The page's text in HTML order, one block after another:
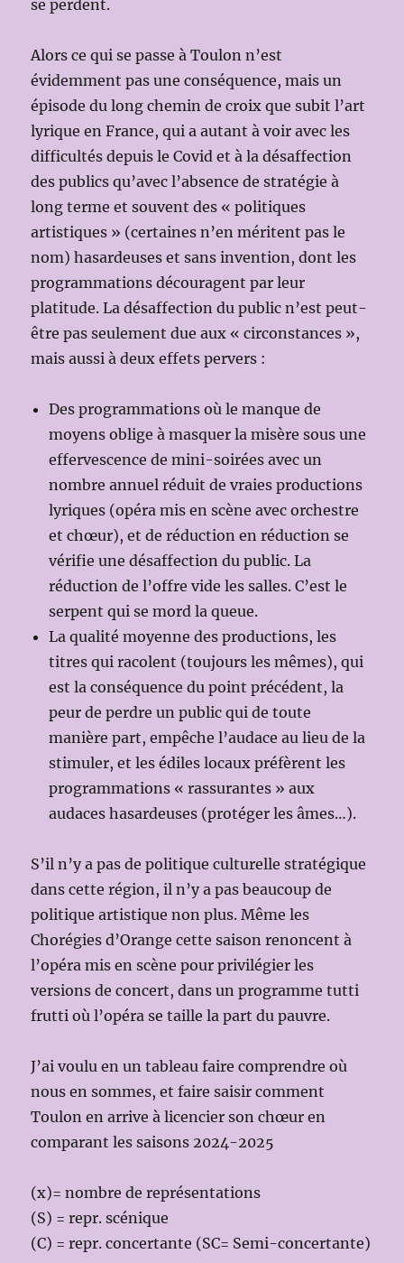
se perdent.
Alors ce qui se passe à Toulon n’est
évidemment pas une conséquence, mais un
épisode du long chemin de croix que subit l’art
lyrique en France, qui a autant à voir avec les
difficultés depuis le Covid et à la désaffection
des publics qu’avec l’absence de stratégie à
long terme et souvent des « politiques
artistiques » (certaines n’en méritent pas le
nom) hasardeuses et sans invention, dont les
programmations découragent par leur
platitude. La désaffection du public n’est peut-
être pas seulement due aux « circonstances »,
mais aussi à deux effets pervers :
Des programmations où le manque de
moyens oblige à masquer la misère sous une
effervescence de mini-soirées avec un
nombre annuel réduit de vraies productions
lyriques (opéra mis en scène avec orchestre
et chœur), et de réduction en réduction se
vérifie une désaffection du public. La
réduction de l’offre vide les salles. C’est le
serpent qui se mord la queue.
La qualité moyenne des productions, les
titres qui racolent (toujours les mêmes), qui
est la conséquence du point précédent, la
peur de perdre un public qui de toute
manière part, empêche l’audace au lieu de la
stimuler, et les édiles locaux préfèrent les
programmations « rassurantes » aux
audaces hasardeuses (protéger les âmes…).
S’il n’y a pas de politique culturelle stratégique
dans cette région, il n’y a pas beaucoup de
politique artistique non plus. Même les
Chorégies d’Orange cette saison renoncent à
l’opéra mis en scène pour privilégier les
versions de concert, dans un programme tutti
frutti où l’opéra se taille la part du pauvre.
J’ai voulu en un tableau faire comprendre où
nous en sommes, et faire saisir comment
Toulon en arrive à licencier son chœur en
comparant les saisons 2024-2025
(x)= nombre de représentations
(S) = repr. scénique
(C) = repr. concertante (SC= Semi-concertante)